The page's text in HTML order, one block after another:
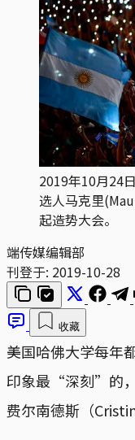
2019年10月24
选人马克里
起造势大会。
端传媒编辑部
刊登于: 2019-10-28
收藏
美国哈佛大学每年
印象最“深刻”的
费尔南德斯（